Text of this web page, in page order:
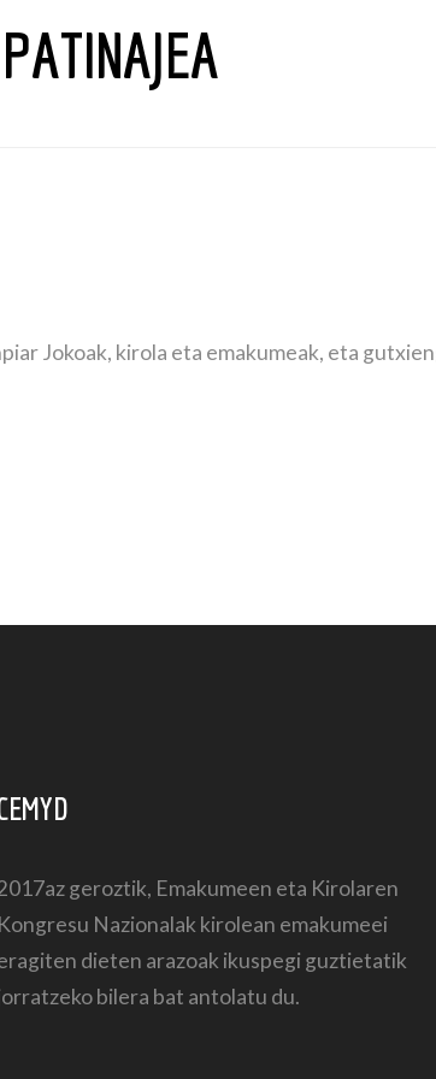
PATINAJEA
Jokoak, kirola eta emakumeak, eta
geroztik, Emakumeen eta Kirolaren
Kongresu Nazionalak kirolean emakumeei
dieten arazoak ikuspegi guztietatik
bilera bat antolatu du.